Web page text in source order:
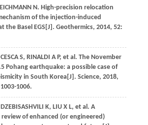
N. High-precision relocation
of the injection-induced
the Basel EGS[J]. Geothermics, 2014, 52:
CESCA S, RINALDI A P, et al. The November
Pohang earthquake: a possible case of
in South Korea[J]. Science, 2018,
1006.
DZEBISASHVILI K, LIU X L, et al. A
of enhanced (or engineered)